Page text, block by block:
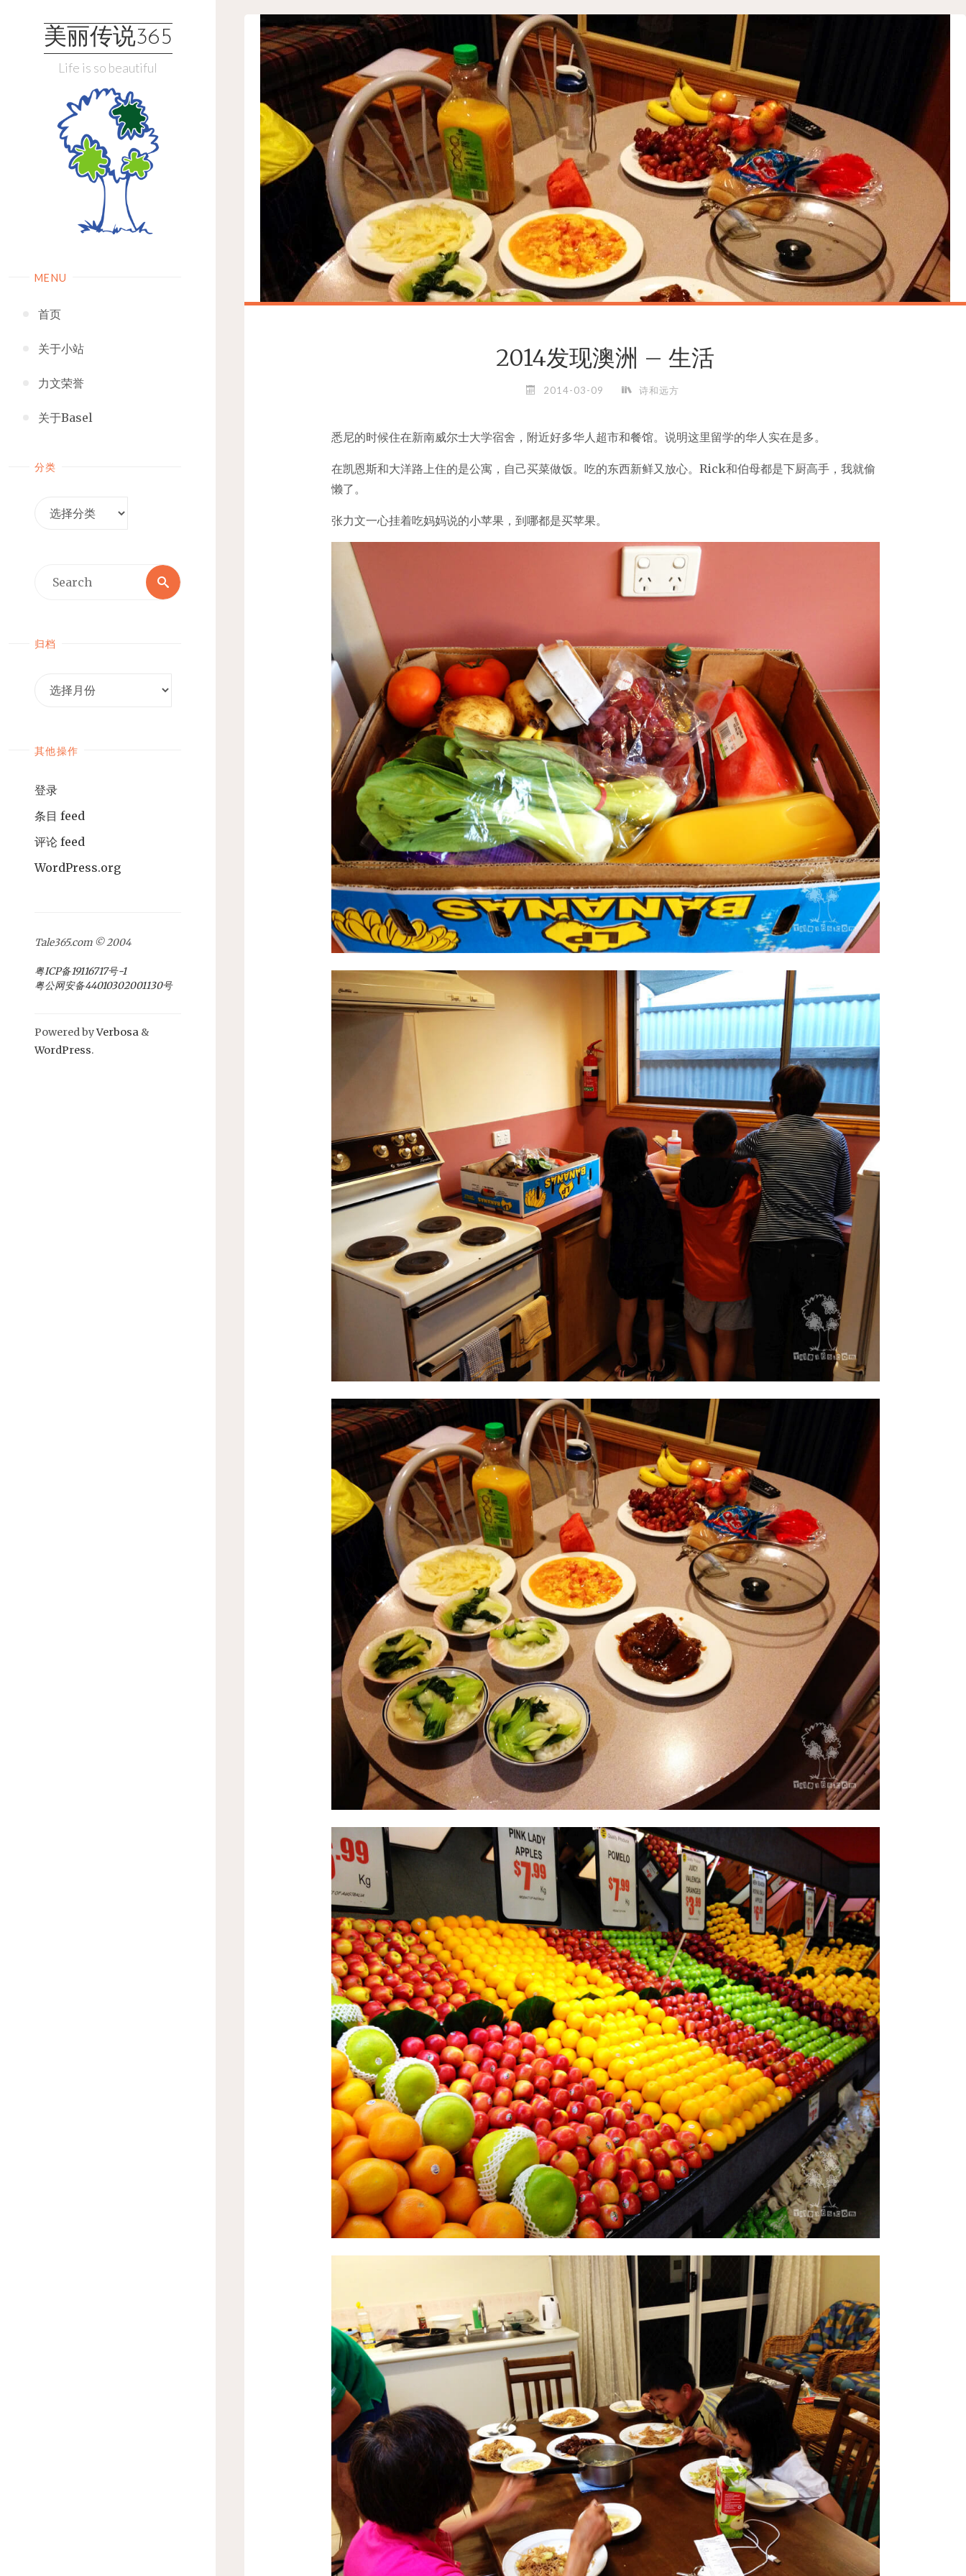
美丽传说365
Life is so beautiful
MENU
首页
关于小站
力文荣誉
关于Basel
分类
Search
Search
归档
其他操作
登录
条目 feed
评论 feed
WordPress.org
Tale365.com © 2004
粤ICP备19116717号-1
粤公网安备44010302001130号
Powered byVerbosa &
WordPress.
2014发现澳洲 – 生活
2014-03-09 诗和远方
悉尼的时候住在新南威尔士大学宿舍，附近好多华人超市和餐馆。说明这里留学的华人实在是多。
在凯恩斯和大洋路上住的是公寓，自己买菜做饭。吃的东西新鲜又放心。Rick和伯母都是下厨高手，我就偷
懒了。
张力文一心挂着吃妈妈说的小苹果，到哪都是买苹果。